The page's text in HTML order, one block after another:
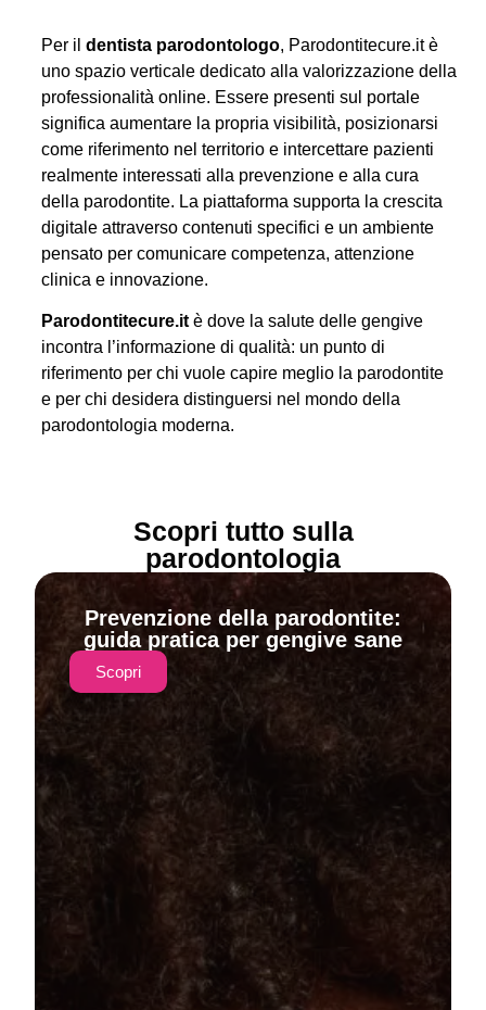
Per ildentista parodontologo, Parodontitecure.it è
uno spazio verticale dedicato alla valorizzazione della
professionalità online. Essere presenti sul portale
significa aumentare la propria visibilità, posizionarsi
come riferimento nel territorio e intercettare pazienti
realmente interessati alla prevenzione e alla cura
della parodontite. La piattaforma supporta la crescita
digitale attraverso contenuti specifici e un ambiente
pensato per comunicare competenza, attenzione
clinica e innovazione.
Parodontitecure.it è dove la salute delle gengive
incontra l’informazione di qualità: un punto di
riferimento per chi vuole capire meglio la parodontite
e per chi desidera distinguersi nel mondo della
parodontologia moderna.
Scopri tutto sulla
parodontologia
Prevenzione della parodontite:
guida pratica per gengive sane
Scopri